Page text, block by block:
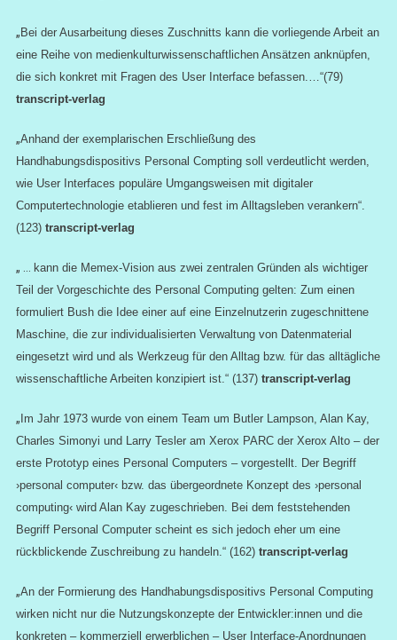
„ Bei der Ausarbeitung dieses Zuschnitts kann die vorliegende Arbeit an
eine Reihe von medienkulturwissenschaftlichen Ansätzen anknüpfen,
die sich konkret mit Fragen des User Interface befassen.…“(79)
transcript-verlag
„Anhand der exemplarischen Erschließung des
Handhabungsdispositivs Personal Compting soll verdeutlicht werden,
wie User Interfaces populäre Umgangsweisen mit digitaler
Computertechnologie etablieren und fest im Alltagsleben verankern“.
(123)transcript-verlag
„ … kann die Memex-Vision aus zwei zentralen Gründen als wichtiger
Teil der Vorgeschichte des Personal Computing gelten: Zum einen
formuliert Bush die Idee einer auf eine Einzelnutzerin zugeschnittene
Maschine, die zur individualisierten Verwaltung von Datenmaterial
eingesetzt wird und als Werkzeug für den Alltag bzw. für das alltägliche
wissenschaftliche Arbeiten konzipiert ist.“ (137)transcript-verlag
„ Im Jahr 1973 wurde von einem Team um Butler Lampson, Alan Kay,
Charles Simonyi und Larry Tesler am Xerox PARC der Xerox Alto – der
erste Prototyp eines Personal Computers – vorgestellt. Der Begriff
›personal computer‹ bzw. das übergeordnete Konzept des ›personal
computing‹ wird Alan Kay zugeschrieben. Bei dem feststehenden
Begriff Personal Computer scheint es sich jedoch eher um eine
rückblickende Zuschreibung zu handeln.“ (162)transcript-verlag
„An der Formierung des Handhabungsdispositivs Personal Computing
wirken nicht nur die Nutzungskonzepte der Entwickler:innen und die
konkreten – kommerziell erwerblichen – User Interface-Anordnungen